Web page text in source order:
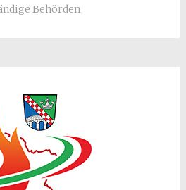
Behörden